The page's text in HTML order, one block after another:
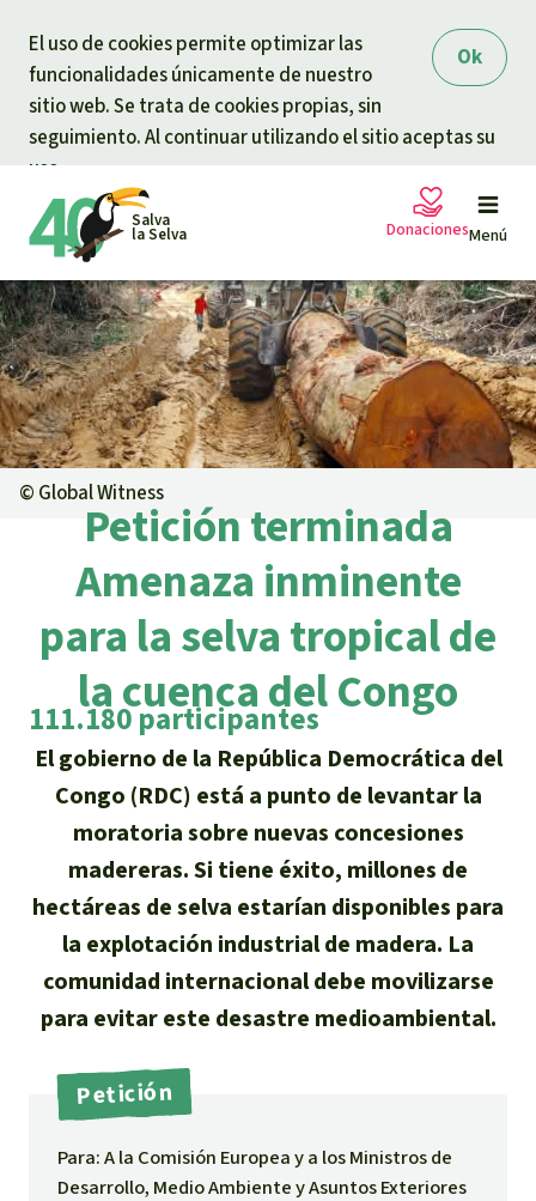
Ok
El uso de cookies permite optimizar las
funcionalidades únicamente de nuestro
sitio web. Se trata de cookies propias, sin
seguimiento. Al continuar utilizando el sitio aceptas su
uso.
Salva
la Selva Menú
Peticiones
Proyectos
Info
Informaciones
Éxitos y Noticias
Suscribirme al boletín
Prensa
Banners Salva la Selva
Agenda
Temas
Clima
Madera tropical
Biodiversidad
Selva tropical
Derechos de la Naturaleza
Bioenergía
Minería
Salva la Selva
Salva la Selva
Acerca de Salva la Selva
40 años Salva la Selva
En los Medios
FAQ
Transparencia
Contacto
Español
English
Français
Italiano
Indonesia
Donaciones
Tu donación ayuda
Donación general
Urgen donaciones
Certificados de donación
Preguntas y Respuestas
Donar para un tema
Bienestar animal
Defensa de la selva
Defensoras y defensores de la
selva
Donar para una región
Sudeste de Asia
África
Latinoamérica
© Global Witness
Petición terminada
Amenaza inminente
para la selva tropical de
la cuenca del Congo
111.180 participantes
El gobierno de la República Democrática del
Congo (RDC) está a punto de levantar la
moratoria sobre nuevas concesiones
madereras. Si tiene éxito, millones de
hectáreas de selva estarían disponibles para
la explotación industrial de madera. La
comunidad internacional debe movilizarse
para evitar este desastre medioambiental.
Petición
Para: A la Comisión Europea y a los Ministros de
Desarrollo, Medio Ambiente y Asuntos Exteriores